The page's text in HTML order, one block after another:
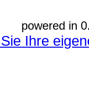
powered in
Ihre